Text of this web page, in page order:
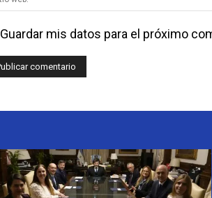
Guardar mis datos para el próximo